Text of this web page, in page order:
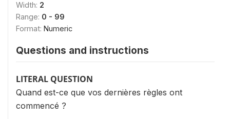
Width: 2
Range: 0 - 99
Format: Numeric
Questions and instructions
LITERAL QUESTION
Quand est-ce que vos dernières règles ont
commencé ?